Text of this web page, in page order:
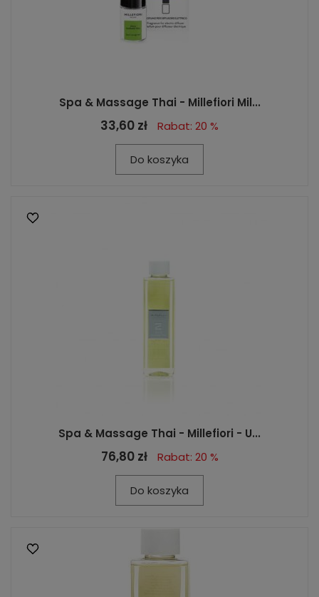
Spa & Massage Thai - Millefiori Mil...
33,60 zł Rabat: 20 %
Do koszyka
Spa & Massage Thai - Millefiori - U...
76,80 zł Rabat: 20 %
Do koszyka